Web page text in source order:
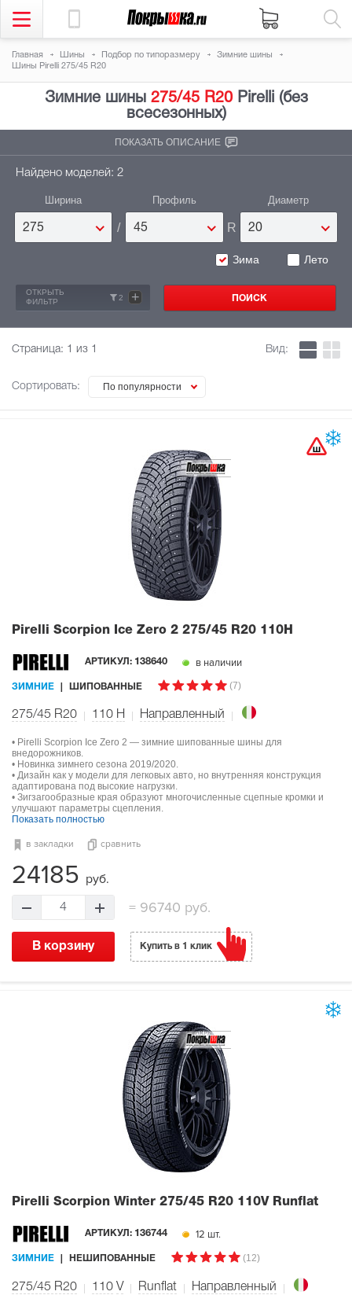
Главная Шины Подбор по типоразмеру
Зимние шины
Шины Pirelli 275/45 R20
Зимние шины 275/45 R20Pirelli (без
всесезонных)
ПОКАЗАТЬ ОПИСАНИЕ
Найдено моделей: 2
Ширина
275 /
Профиль
45 R
Диаметр
20
Зима Лето
ОТКРЫТЬ
ФИЛЬТР
2 +
Страница: 1 из 1
Сортировать: По популярности
Вид:
Pirelli Scorpion Ice Zero 2 275/45 R20 110H
АРТИКУЛ: 138640 в наличии
ЗИМНИЕ ШИПОВАННЫЕ (7)
275/45 R20 110 H Направленный
• Pirelli Scorpion Ice Zero 2 — зимние шипованные шины для
внедорожников.
• Новинка зимнего сезона 2019/2020.
• Дизайн как у модели для легковых авто, но внутренняя конструкция
адаптирована под высокие нагрузки.
• Зигзагообразные края образуют многочисленные сцепные кромки и
улучшают параметры сцепления.
Показать полностью
в закладки сравнить
24185 руб.
4 =96740 руб.
В корзину Купить в 1 клик
Pirelli Scorpion Winter 275/45 R20 110V Runflat
АРТИКУЛ: 136744 12 шт.
ЗИМНИЕ НЕШИПОВАННЫЕ (12)
275/45 R20 110 V Runflat Направленный